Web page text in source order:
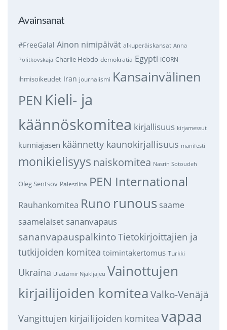
Avainsanat
#FreeGalal Ainon nimipäivät alkuperäiskansat Anna
Politkovskaja Charlie Hebdo demokratia Egypti ICORN
ihmisoikeudet Iran journalismi Kansainvälinen
PEN Kieli- ja
käännöskomitea kirjallisuus kirjamessut
kunniajäsen käännetty kaunokirjallisuus manifesti
monikielisyys naiskomitea Nasrin Sotoudeh
Oleg Sentsov Palestiina PEN International
Rauhankomitea Runo runous saame
saamelaiset sananvapaus
sananvapauspalkintoTietokirjoittajien ja
tutkijoiden komitea toimintakertomus Turkki
Ukraina Uladzimir Njakljajeu Vainottujen
kirjailijoiden komitea Valko-Venäjä
Vangittujen kirjailijoiden komitea vapaa